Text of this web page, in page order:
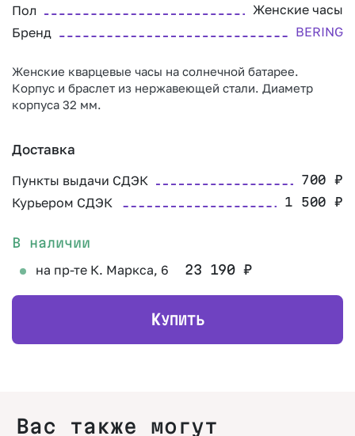
Пол
Женские часы
Бренд
BERING
Женские кварцевые часы на солнечной батарее.
Корпус и браслет из нержавеющей стали. Диаметр
корпуса 32 мм.
Доставка
Пункты выдачи СДЭК 700₽
Курьером СДЭК 1 500₽
В наличии
на пр-те К. Маркса, 6 23 190₽
КУПИТЬ
Вас также могут